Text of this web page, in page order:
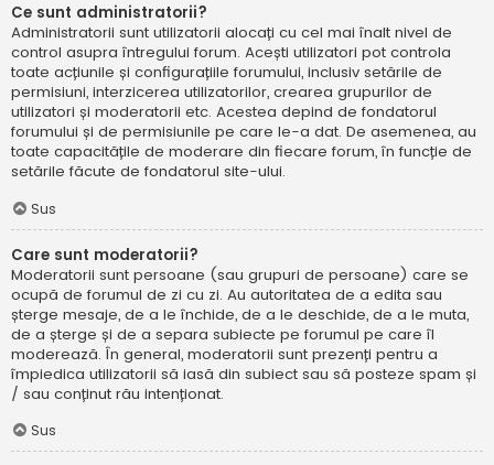
Ce sunt administratorii?
Administratorii sunt utilizatorii alocați cu cel mai înalt nivel de
control asupra întregului forum. Acești utilizatori pot controla
toate acțiunile și configurațiile forumului, inclusiv setările de
permisiuni, interzicerea utilizatorilor, crearea grupurilor de
utilizatori și moderatorii etc. Acestea depind de fondatorul
forumului și de permisiunile pe care le-a dat. De asemenea, au
toate capacitățile de moderare din fiecare forum, în funcție de
setările făcute de fondatorul site-ului.
Sus
Care sunt moderatorii?
Moderatorii sunt persoane (sau grupuri de persoane) care se
ocupă de forumul de zi cu zi. Au autoritatea de a edita sau
șterge mesaje, de a le închide, de a le deschide, de a le muta,
de a șterge și de a separa subiecte pe forumul pe care îl
moderează. În general, moderatorii sunt prezenți pentru a
împiedica utilizatorii să iasă din subiect sau să posteze spam și
/ sau conținut rău intenționat.
Sus